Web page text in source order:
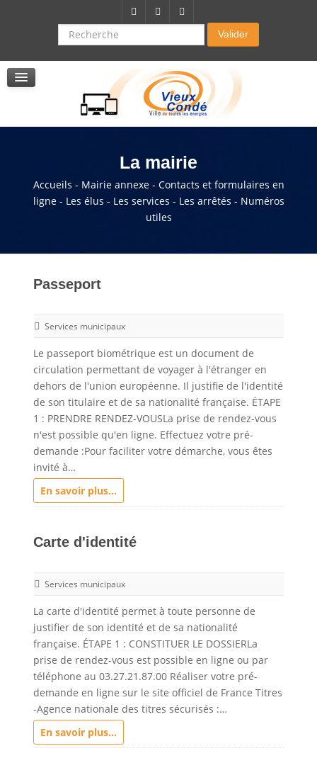
Recherche Valider
La résidence autonomie
Service de soins infirmers à domicile
Service d'aide à domicile
Pole multi services accompagnement seniors
La mairie
Accueils - Mairie annexe - Contacts et formulaires en
ligne - Les élus - Les services - Les arrêtés - Numéros
utiles
Passeport
Services municipaux
Le passeport biométrique est un document de
circulation permettant de voyager à l'étranger en
dehors de l'union européenne. Il justifie de l'identité
de son titulaire et de sa nationalité française. ÉTAPE
1 : PRENDRE RENDEZ-VOUSLa prise de rendez-vous
n'est possible qu'en ligne. Effectuez votre pré-
demande :Pour faciliter votre démarche, vous êtes
invité à…
En savoir plus...
Carte d'identité
Services municipaux
La carte d'identité permet à toute personne de
justifier de son identité et de sa nationalité
française. ÉTAPE 1 : CONSTITUER LE DOSSIERLa
prise de rendez-vous est possible en ligne ou par
téléphone au 03.27.21.87.00 Réaliser votre pré-
demande en ligne sur le site officiel de France Titres
-Agence nationale des titres sécurisés :…
En savoir plus...